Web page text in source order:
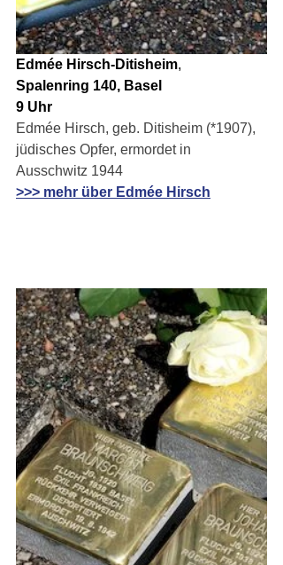
Edmée Hirsch-Ditisheim,
Spalenring 140, Basel
9 Uhr
Edmée Hirsch, geb. Ditisheim (*1907),
jüdisches Opfer, ermordet in
Ausschwitz 1944
>>> mehr über Edmée Hirsch